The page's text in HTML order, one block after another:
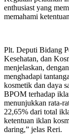
enthusiast yang
memahami
Plt. Deputi Bidang
Kesehatan, dan
menjelaskan,
menghadapi
kosmetik dan daya
BPOM terhadap
menunjukkan rata-
22,65% dari total
ketentuan iklan
daring,” jelas Reri.